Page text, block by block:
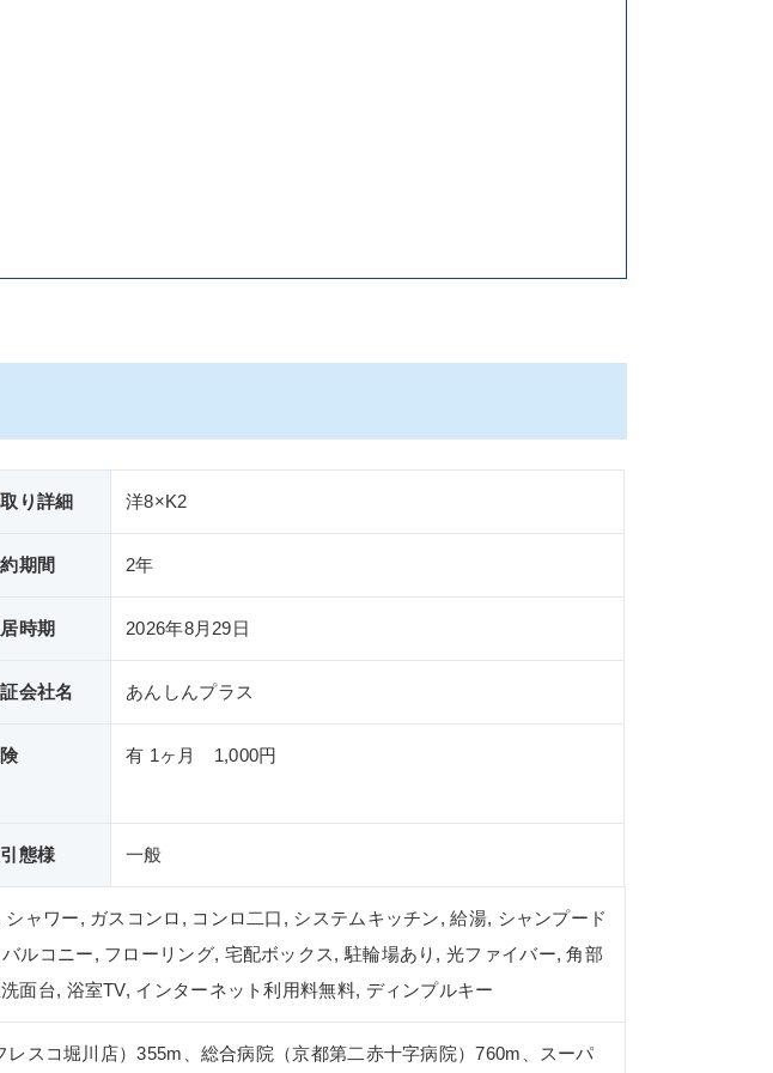
り詳細 洋8×K2
期間 2年
時期 2026年8月29日
会社名 あんしんプラス
有 1ヶ月 1,000円
態様 一般
ャワー, ガスコンロ, コンロ二口, システムキッチン, 給湯, シャンプード
ルコニー, フローリング, 宅配ボックス, 駐輪場あり, 光ファイバー, 角部
面台, 浴室TV, インターネット利用料無料, ディンプルキー
スコ堀川店）355m、総合病院（京都第二赤十字病院）760m、スーパ